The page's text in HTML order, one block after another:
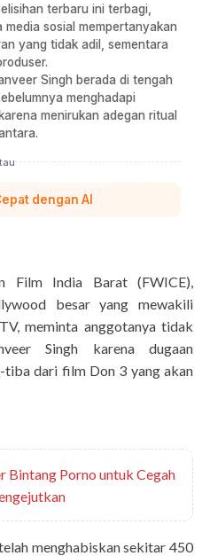
terbaru ini terbagi,
sosial mempertanyakan
yang tidak adil, sementara
Singh berada di tengah
menghadapi
menirukan adegan ritual
dengan AI
Film India Barat (FWICE),
besar yang mewakili
meminta anggotanya tidak
Singh karena dugaan
tiba dari film Don 3 yang akan
Bintang Porno untuk Cegah
menghabiskan sekitar 450